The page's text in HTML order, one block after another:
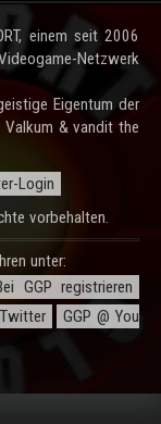
einem seit 2006
Netzwerk
Eigentum der
& vandit the
Login
vorbehalten.
unter:
GGP registrieren
GGP @ You